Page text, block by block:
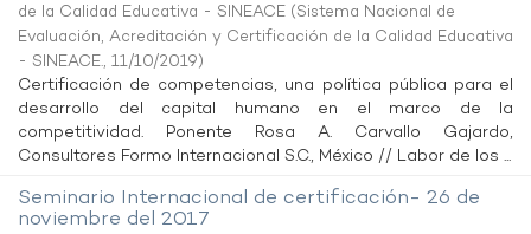
de la Calidad Educativa - SINEACE (Sistema Nacional de
Evaluación, Acreditación y Certificación de la Calidad Educativa
- SINEACE., 11/10/2019)
Certificación de competencias, una política pública para el
desarrollo del capital humano en el marco de la
competitividad. Ponente Rosa A. Carvallo Gajardo,
Consultores Formo Internacional S.C., México // Labor de los ...
Seminario Internacional de certificación- 26 de
noviembre del 2017